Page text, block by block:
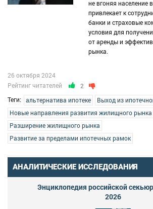
не вгоняя население
привлекает к
банки и страховые
условия для
от аренды и
рынка.
Рейтинг читателей 2
26 октября 2024
Теги: альтернатива ипотеке
Выход из
Новые направления развития жилищного рынка
Разширение жилищного рынка
Развитие за пределами ипотечных рамок
АНАЛИТИЧЕСКИЕ ИССЛЕДОВАНИЯ
Энциклопедия российской
2026